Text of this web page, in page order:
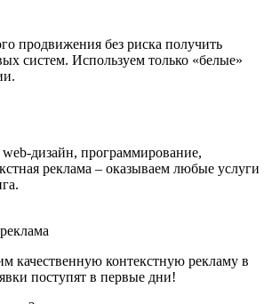
продвижения без риска получить
систем. Используем только «белые»
дизайн, программирование,
реклама – оказываем любые услуги
качественную контекстную рекламу в
поступят в первые дни!